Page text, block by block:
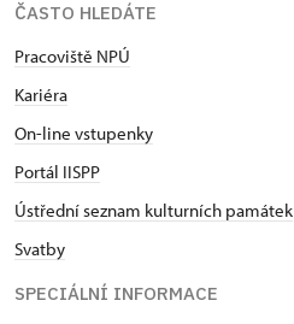
ČASTO HLEDÁTE
Pracoviště NPÚ
Kariéra
On-line vstupenky
Portál IISPP
Ústřední seznam kulturních památek
Svatby
SPECIÁLNÍ INFORMACE